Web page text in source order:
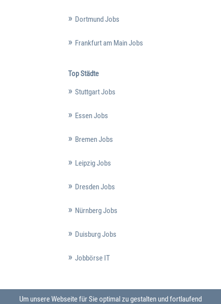
Dortmund Jobs
Frankfurt am Main Jobs
Top Städte
Stuttgart Jobs
Essen Jobs
Bremen Jobs
Leipzig Jobs
Dresden Jobs
Nürnberg Jobs
Duisburg Jobs
Jobbörse IT
Um unsere Webseite für Sie optimal zu gestalten und fortlaufend